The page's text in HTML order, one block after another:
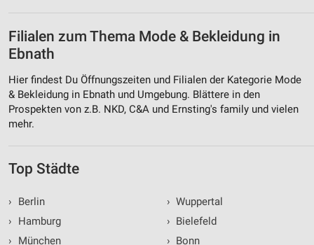
Filialen zum Thema Mode & Bekleidung in
Ebnath
Hier findest Du Öffnungszeiten und Filialen der Kategorie Mode
& Bekleidung in Ebnath und Umgebung. Blättere in den
Prospekten von z.B. NKD, C&A und Ernsting's family und vielen
mehr.
Top Städte
›
Berlin
›
Hamburg
›
München
› Wuppertal
› Bielefeld
› Bonn